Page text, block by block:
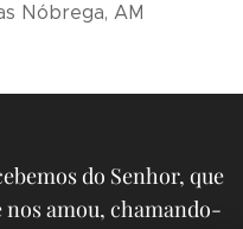
Nóbrega, AM
do Senhor, que
nos amou, chamando-